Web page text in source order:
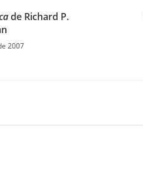
de Richard P.
2007